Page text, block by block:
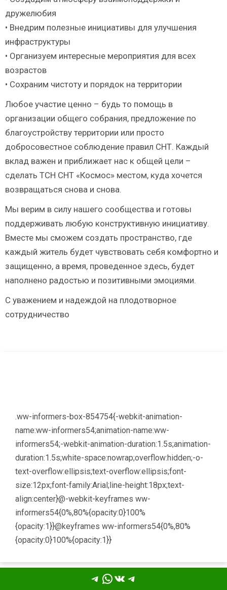
дружелюбия
• Внедрим полезные инициативы для улучшения
инфраструктуры
• Организуем интересные мероприятия для всех
возрастов
• Сохраним чистоту и порядок на территории
Любое участие ценно – будь то помощь в
организации общего собрания, предложение по
благоустройству территории или просто
добросовестное соблюдение правил СНТ. Каждый
вклад важен и приближает нас к общей цели –
сделать ТСН СНТ «Космос» местом, куда хочется
возвращаться снова и снова.
Мы верим в силу нашего сообщества и готовы
поддерживать любую конструктивную инициативу.
Вместе мы сможем создать пространство, где
каждый житель будет чувствовать себя комфортно и
защищенно, а время, проведенное здесь, будет
наполнено радостью и позитивными эмоциями.
С уважением и надеждой на плодотворное
сотрудничество
.ww-informers-box-854754{-webkit-animation-
name:ww-informers54;animation-name:ww-
informers54;-webkit-animation-duration:1.5s;animation-
duration:1.5s;white-space:nowrap;overflow:hidden;-o-
text-overflow:ellipsis;text-overflow:ellipsis;font-
size:12px;font-family:Arial;line-height:18px;text-
align:center}@-webkit-keyframes ww-
informers54{0%,80%{opacity:0}100%
{opacity:1}}@keyframes ww-informers54{0%,80%
{opacity:0}100%{opacity:1}}
Telegram
WhatsApp
ВКонтакте
Telegram